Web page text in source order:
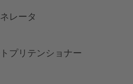
レータ
プリテンショナー